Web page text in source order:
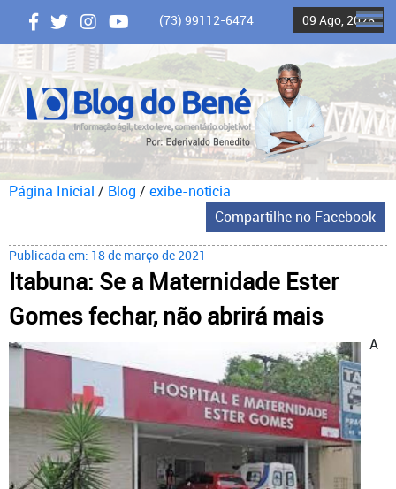
(73) 99112-6474 09 Ago, 2026
Página Inicial / Blog / exibe-noticia
Compartilhe no Facebook
Publicada em: 18 de março de 2021
Itabuna: Se a Maternidade Ester
Gomes fechar, não abrirá mais
A